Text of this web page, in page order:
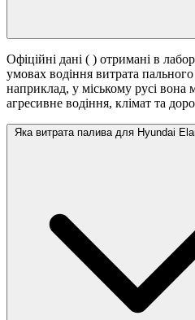
Офіційні дані ( ) отримані в
умовах водіння витрата
наприклад, у міському русі вона
агресивне водіння, клімат та
Яка витрата палива для Hyundai